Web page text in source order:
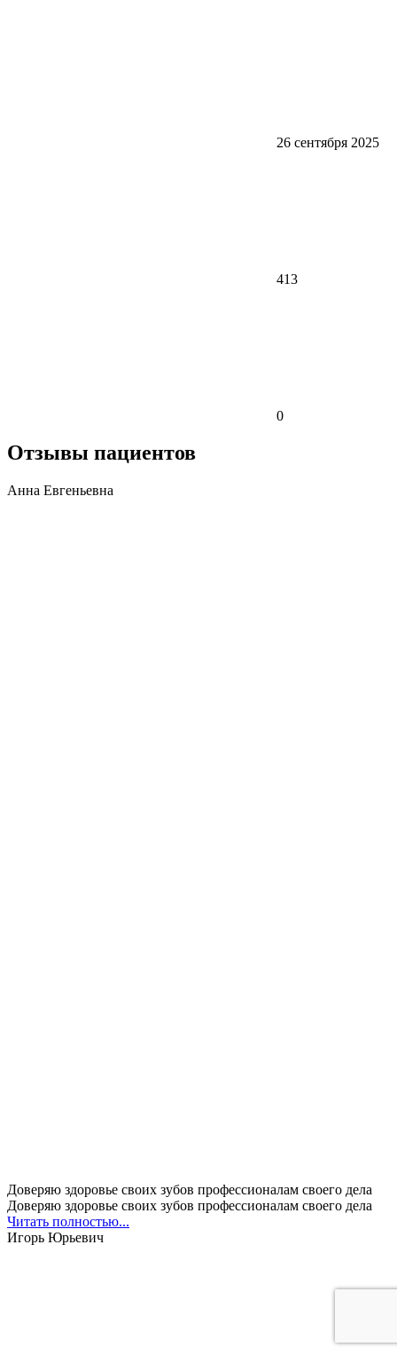
26 сентября 2025
413
0
Отзывы пациентов
Анна Евгеньевна
Доверяю здоровье своих зубов профессионалам своего дела
Доверяю здоровье своих зубов профессионалам своего дела
Читать полностью...
Игорь Юрьевич